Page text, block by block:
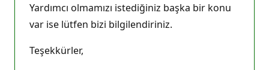
Yardımcı olmamızı istediğiniz başka bir konu
var ise lütfen bizi bilgilendiriniz.
Teşekkürler,